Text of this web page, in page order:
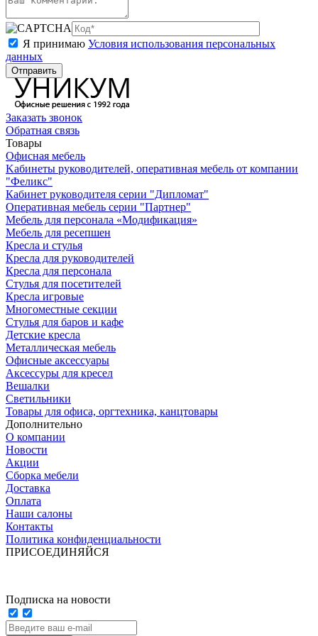
Я принимаю Условия использования персональных
данных
Заказать звонок
Обратная связь
Товары
Офисная мебель
Kабинеты руководителей, оперативная мебель от компании
"Феликс"
Кабинет руководителя серии "Дипломат"
Оперативная мебель серии "Партнер"
Мебель для персонала «Модификация»
Мебель для ресепшен
Кресла и стулья
Кресла для руководителей
Кресла для персонала
Стулья для посетителей
Кресла игровые
Многоместные секции
Стулья для баров и кафе
Детские кресла
Металлическая мебель
Офисные аксессуары
Аксессуры для кресел
Вешалки
Светильники
Товары для офиса, оргтехника, канцтовары
Дополнительно
О компании
Новости
Акции
Сборка мебели
Доставка
Оплата
Наши салоны
Контакты
Политика конфиденциальности
ПРИСОЕДИНЯЙСЯ
Подписка на новости